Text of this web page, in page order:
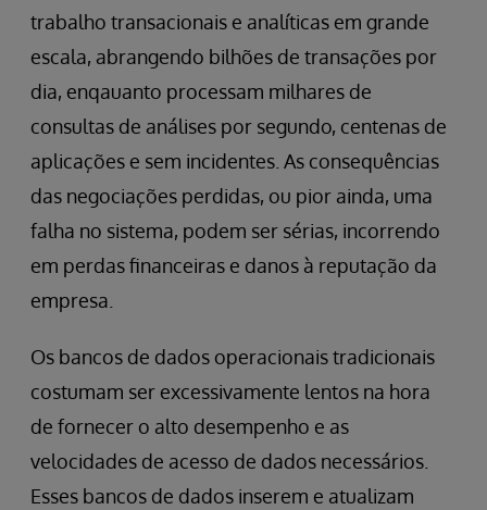
trabalho transacionais e analíticas em grande
escala, abrangendo bilhões de transações por
dia, enqauanto processam milhares de
consultas de análises por segundo, centenas de
aplicações e sem incidentes. As consequências
das negociações perdidas, ou pior ainda, uma
falha no sistema, podem ser sérias, incorrendo
em perdas financeiras e danos à reputação da
empresa.
Os bancos de dados operacionais tradicionais
costumam ser excessivamente lentos na hora
de fornecer o alto desempenho e as
velocidades de acesso de dados necessários.
Esses bancos de dados inserem e atualizam